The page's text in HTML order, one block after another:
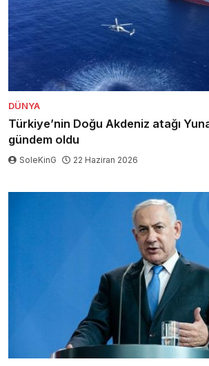
DÜNYA
Türkiye’nin Doğu Akdeniz atağı
gündem oldu
SoleKinG 22 Haziran 2026